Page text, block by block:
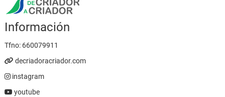
Información
Tfno: 660079911
decriadoracriador.com
instagram
youtube